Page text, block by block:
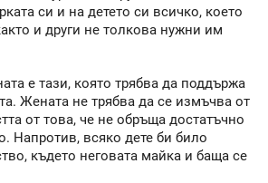
си и на детето си всичко, което
и други не толкова нужни им
е тази, която трябва да поддържа
Жената не трябва да се измъчва от
от това, че не обръща достатъчно
Напротив, всяко дете би било
където неговата майка и баща се